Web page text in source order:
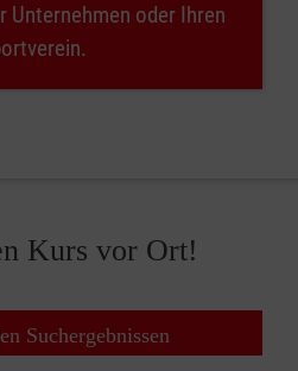
Unternehmen oder Ihren
Kurs vor Ort!
Suchergebnissen